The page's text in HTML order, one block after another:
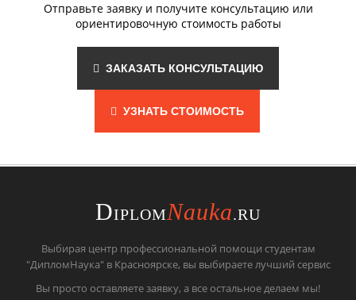
Отправьте заявку и получите консультацию или
ориентировочную стоимость работы
ЗАКАЗАТЬ КОНСУЛЬТАЦИЮ
УЗНАТЬ СТОИМОСТЬ
DIPLOMNauka.RU
Выбирая центр профессиональной помощи студентам
"ДипломНаука" в Красноярске, вы выбираете лучший сервис
Вы просто оставляете заявку, а все остальное делаем мы!